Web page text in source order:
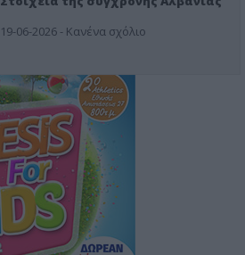
19-06-2026 - Κανένα σχόλιο